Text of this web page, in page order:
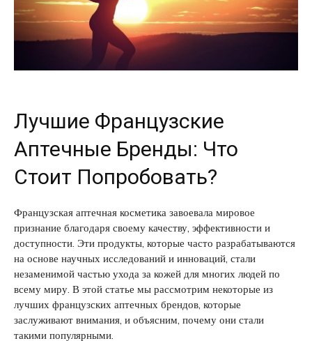
Лучшие Французские
Аптечные Бренды: Что
Стоит Попробовать?
Французская аптечная косметика завоевала мировое
признание благодаря своему качеству, эффективности и
доступности. Эти продукты, которые часто разрабатываются
на основе научных исследований и инноваций, стали
незаменимой частью ухода за кожей для многих людей по
всему миру. В этой статье мы рассмотрим некоторые из
лучших французских аптечных брендов, которые
заслуживают внимания, и объясним, почему они стали
такими популярными.